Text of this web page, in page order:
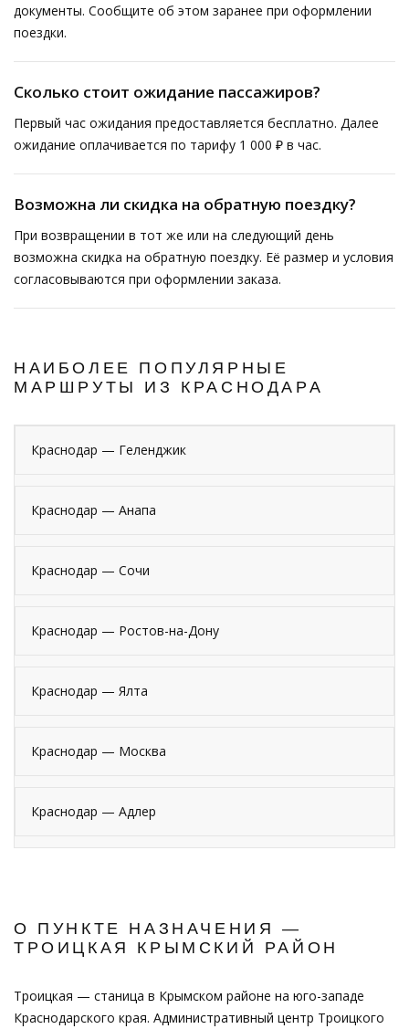
документы. Сообщите об этом заранее при оформлении
поездки.
Сколько стоит ожидание пассажиров?
Первый час ожидания предоставляется бесплатно. Далее
ожидание оплачивается по тарифу 1 000 ₽ в час.
Возможна ли скидка на обратную поездку?
При возвращении в тот же или на следующий день
возможна скидка на обратную поездку. Её размер и условия
согласовываются при оформлении заказа.
НАИБОЛЕЕ ПОПУЛЯРНЫЕ
МАРШРУТЫ ИЗ КРАСНОДАРА
Краснодар — Геленджик
Краснодар — Анапа
Краснодар — Сочи
Краснодар — Ростов-на-Дону
Краснодар — Ялта
Краснодар — Москва
Краснодар — Адлер
О ПУНКТЕ НАЗНАЧЕНИЯ —
ТРОИЦКАЯ КРЫМСКИЙ РАЙОН
Троицкая — станица в Крымском районе на юго-западе
Краснодарского края. Административный центр Троицкого